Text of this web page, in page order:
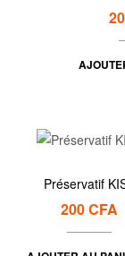
Préservatif
200CFA